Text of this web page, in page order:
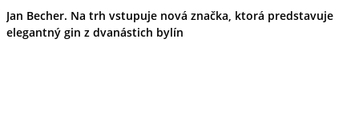
Jan Becher. Na trh vstupuje nová značka, ktorá predstavuje
elegantný gin z dvanástich bylín